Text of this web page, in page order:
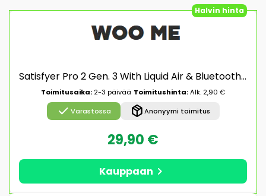
Halvin hinta
Satisfyer Pro 2 Gen. 3 With Liquid Air & Bluetooth App Red Paineilmavibraattori
Toimitusaika: 2-3 päivää Toimitushinta:Alk. 2,90 €
check Varastossa package_2Anonyymi toimitus
29,90 €
Kauppaan chevron_right